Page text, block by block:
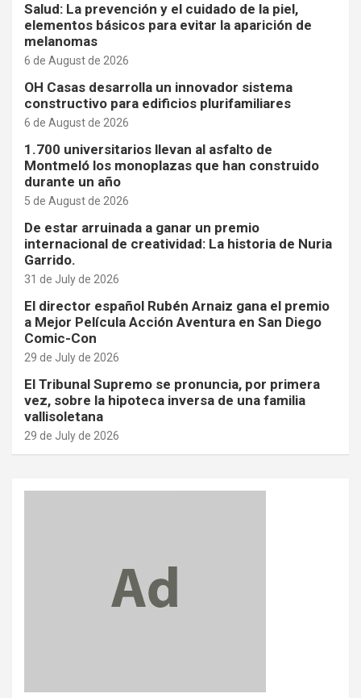
Salud: La prevención y el cuidado de la piel,
elementos básicos para evitar la aparición de
melanomas
6 de August de 2026
OH Casas desarrolla un innovador sistema
constructivo para edificios plurifamiliares
6 de August de 2026
1.700 universitarios llevan al asfalto de
Montmeló los monoplazas que han construido
durante un año
5 de August de 2026
De estar arruinada a ganar un premio
internacional de creatividad: La historia de Nuria
Garrido.
31 de July de 2026
El director español Rubén Arnaiz gana el premio
a Mejor Película Acción Aventura en San Diego
Comic-Con
29 de July de 2026
El Tribunal Supremo se pronuncia, por primera
vez, sobre la hipoteca inversa de una familia
vallisoletana
29 de July de 2026